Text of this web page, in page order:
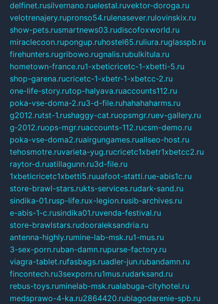
delfinet.rusilvernano.ruelestal.ruvektor-doroga.ru
velotrenajery.rupronso54.rulenasever.rulovinskix.ru
show-pets.rusmartnews03.rudiscofoxworld.ru
miraclecoon.rupongup.ruhostel65.ruliura.ruglasspb.ru
firehunters.rugribowo.rugnalis.rubulkitula.ru
hometown-france.ru1-xbeticricetc-1-xbetti-5.ru
shop-garena.rucricetc-1-xbetr-1-xbetcc-2.ru
one-life-story.rutop-halyava.ruaccounts112.ru
poka-vse-doma-2.ru3-d-file.ruhahahaharms.ru
g2012.rutst-1.rushaggy-cat.ruopsmgr.ruev-gallery.ru
g-2012.ruops-mgr.ruaccounts-112.rucsm-demo.ru
poka-vse-doma2.ruairgungames.ruallseo-host.ru
tehosmotre.ruvarieta-yug.rucricetc1xbetr1xbetcc2.ru
raytor-d.ruatillagunn.ru3d-file.ru
1xbeticricetc1xbetti5.ruuafoot-statti.rue-abis1c.ru
store-brawl-stars.rukts-services.rudark-sand.ru
sindika-01.rusp-life.rux-legion.rusib-archives.ru
e-abis-1-c.rusindika01.ruvenda-festival.ru
store-brawlstars.rudooraleksandria.ru
antenna-highly.rumine-lab-msk.ru1-mus.ru
3-sex-porn.ruban-damn.rupurse-factory.ru
viagra-tablet.rufasbags.ruadler-jun.rubandamn.ru
fincontech.ru3sexporn.ru1mus.rudarksand.ru
rebus-toys.ruminelab-msk.rualabuga-cityhotel.ru
medsprawo-4-ka.ru2864420.rublagodarenie-spb.ru